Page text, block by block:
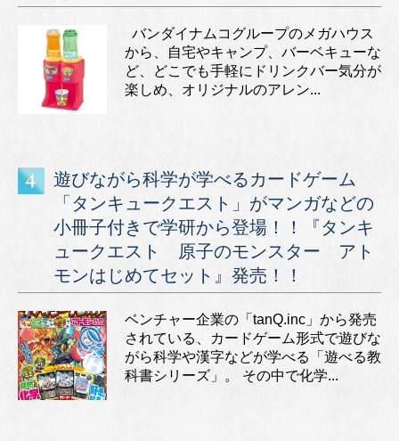
バンダイナムコグループのメガハウス
から、自宅やキャンプ、バーベキューな
ど、どこでも手軽にドリンクバー気分が
楽しめ、オリジナルのアレン...
遊びながら科学が学べるカードゲーム
「タンキュークエスト」がマンガなどの
小冊子付きで学研から登場！！『タンキ
ュークエスト 原子のモンスター アト
モンはじめてセット』発売！！
ベンチャー企業の「tanQ.inc」から発売
されている、カードゲーム形式で遊びな
がら科学や漢字などが学べる「遊べる教
科書シリーズ」。 その中で化学...